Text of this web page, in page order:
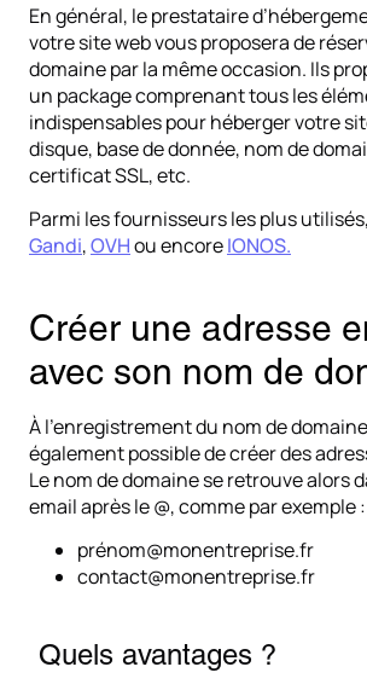
En général, le prestataire
votre site web vous proposera de
domaine par la même occasion. Ils
un package comprenant tous les
indispensables pour héberger votre
disque, base de donnée, nom de
certificat SSL, etc.
Parmi les fournisseurs les plus
Gandi,OVHou encoreIONOS.
Créer une adresse
avec son nom de
À l’enregistrement du nom de
également possible de créer des
Le nom de domaine se retrouve alors
email après le @, comme par exemple :
prénom@monentreprise.fr
contact@monentreprise.fr
Quels avantages ?